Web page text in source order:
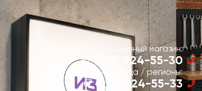
Розничный магазин:
+7 (495) 924-55-30
Юр. лица / регионы:
+7 (495) 924-55-33